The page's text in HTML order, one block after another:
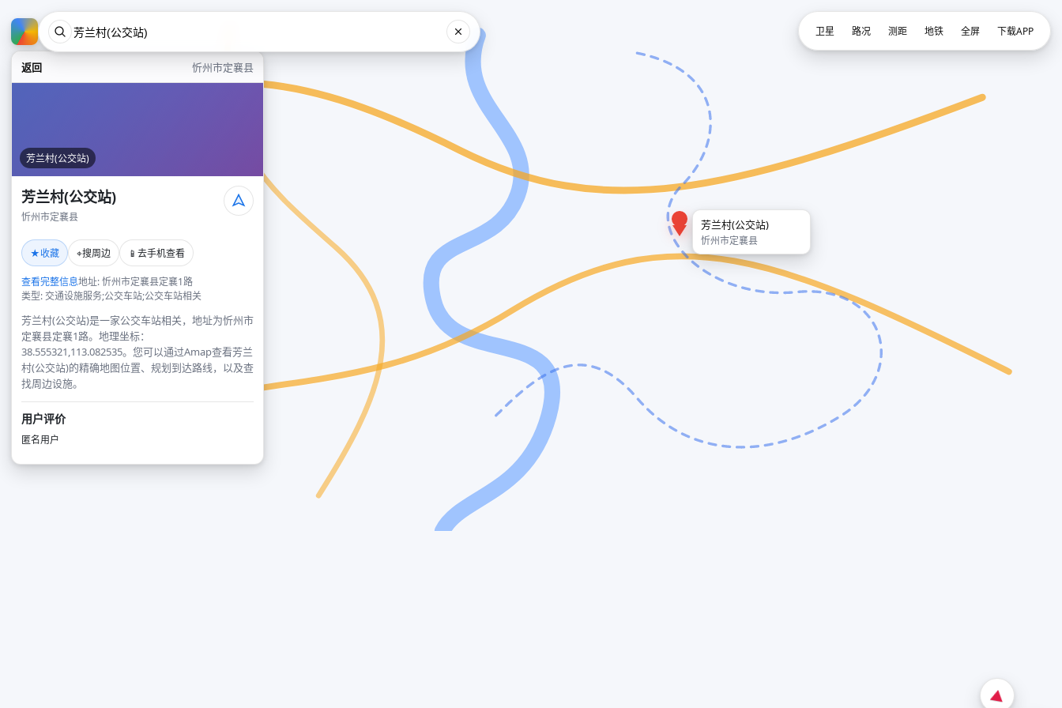
返回 忻州市定襄县
芳兰村(公交站)
芳兰村(公交站)
忻州市定襄县
★收藏 ⌖搜周边 📱 去手机查看
查看完整信息地址: 忻州市定襄县定襄1路
类型: 交通设施服务;公交车站;公交车站相关
芳兰村(公交站)是一家公交车站相关，地址为忻州市
定襄县定襄1路。地理坐标：
38.555321,113.082535。您可以通过Amap查看芳兰
村(公交站)的精确地图位置、规划到达路线，以及查
找周边设施。
用户评价
匿名用户
芳兰村(公交站)
忻州市定襄县
卫星 路况 测距 地铁 全屏 下载APP